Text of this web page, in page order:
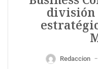
división
Redaccion —